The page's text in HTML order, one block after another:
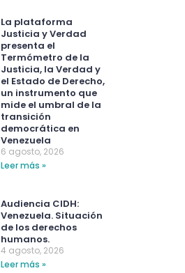
La plataforma
Justicia y Verdad
presenta el
Termómetro de la
Justicia, la Verdad y
el Estado de Derecho,
un instrumento que
mide el umbral de la
transición
democrática en
Venezuela
6 agosto, 2026
Leer más »
Audiencia CIDH:
Venezuela. Situación
de los derechos
humanos.
4 agosto, 2026
Leer más »